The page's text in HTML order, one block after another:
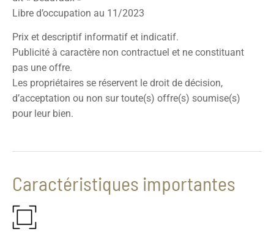
Libre d’occupation au 11/2023
Prix et descriptif informatif et indicatif.
Publicité à caractère non contractuel et ne constituant
pas une offre.
Les propriétaires se réservent le droit de décision,
d’acceptation ou non sur toute(s) offre(s) soumise(s)
pour leur bien.
Caractéristiques importantes